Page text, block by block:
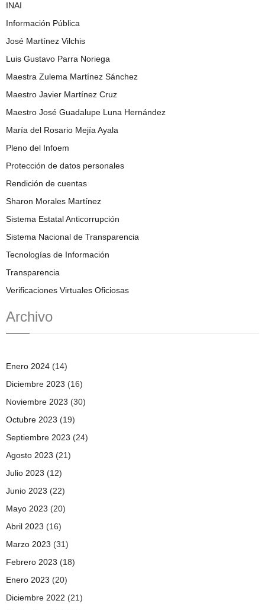
INAI
Información Pública
José Martínez Vilchis
Luis Gustavo Parra Noriega
Maestra Zulema Martínez Sánchez
Maestro Javier Martínez Cruz
Maestro José Guadalupe Luna Hernández
María del Rosario Mejía Ayala
Pleno del Infoem
Protección de datos personales
Rendición de cuentas
Sharon Morales Martínez
Sistema Estatal Anticorrupción
Sistema Nacional de Transparencia
Tecnologías de Información
Transparencia
Verificaciones Virtuales Oficiosas
Archivo
Enero 2024 (14)
Diciembre 2023 (16)
Noviembre 2023 (30)
Octubre 2023 (19)
Septiembre 2023 (24)
Agosto 2023 (21)
Julio 2023 (12)
Junio 2023 (22)
Mayo 2023 (20)
Abril 2023 (16)
Marzo 2023 (31)
Febrero 2023 (18)
Enero 2023 (20)
Diciembre 2022 (21)